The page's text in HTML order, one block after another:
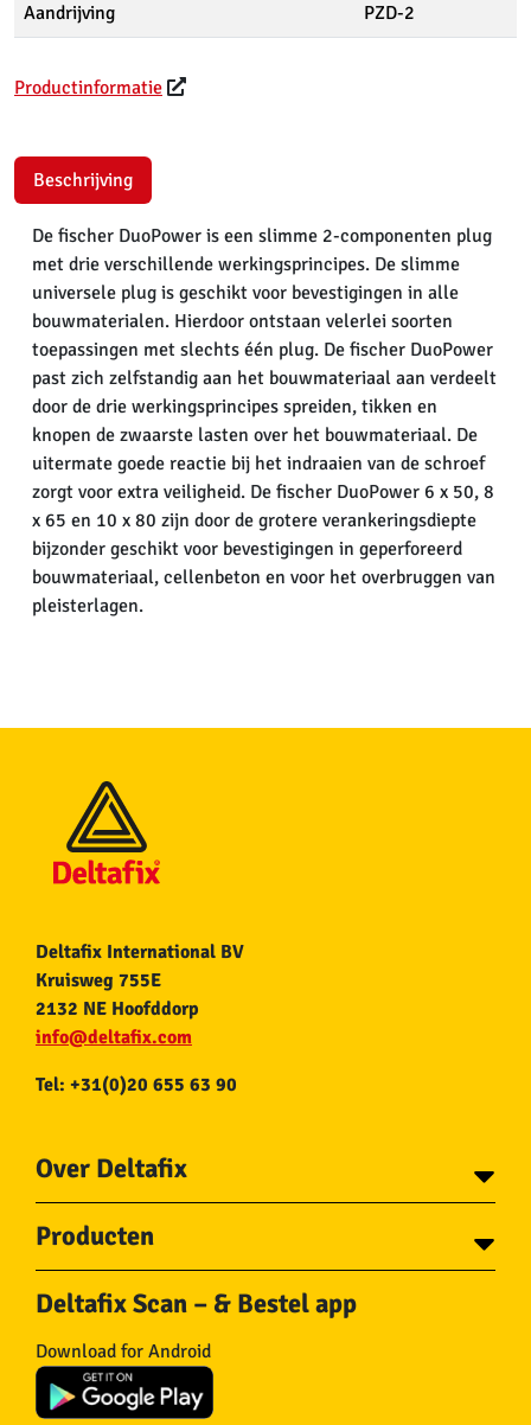
Aandrijving PZD-2
Productinformatie
Beschrijving
De fischer DuoPower is een slimme 2-componenten plug
met drie verschillende werkingsprincipes. De slimme
universele plug is geschikt voor bevestigingen in alle
bouwmaterialen. Hierdoor ontstaan velerlei soorten
toepassingen met slechts één plug. De fischer DuoPower
past zich zelfstandig aan het bouwmateriaal aan verdeelt
door de drie werkingsprincipes spreiden, tikken en
knopen de zwaarste lasten over het bouwmateriaal. De
uitermate goede reactie bij het indraaien van de schroef
zorgt voor extra veiligheid. De fischer DuoPower 6 x 50, 8
x 65 en 10 x 80 zijn door de grotere verankeringsdiepte
bijzonder geschikt voor bevestigingen in geperforeerd
bouwmateriaal, cellenbeton en voor het overbruggen van
pleisterlagen.
Deltafix International BV
Kruisweg 755E
2132 NE Hoofddorp
info@deltafix.com
Tel: +31(0)20 655 63 90
Over Deltafix
Voor gemeentes
Over Deltafix
Producten
Schroeven
Bouten
Draadnagels
Pluggen
Ketting en Toebehoren
Deltafix Scan – & Bestel app
Download for Android